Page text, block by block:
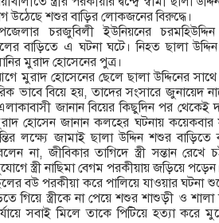
উঠেছে শশুর বাড়ির লোকজনের বিরুদ্ধে।
চরজুবিলী ইউনিয়নের চরমহিউদ্দিন
বাড়িতে এ ঘটনা ঘটে। নিহত ছালা
মুরাদ হোসেনের পুত্র।
মুরাদ হোসেনের ছেলে ছালা উদ্দিনের
ভাবে বিয়ে হয়, তাদের সংসারে জুনায়েদ
জানান বিয়ের কিছুদিন পর থেকেই
হোসেন জানান কলহের ঘটনায় কয়েকবার
লক্ষ্যে জামাই ছালা উদ্দিন শশুর বাড়িতে
জীবিকার তাগিদে স্ত্রী সন্তান রেখে
স্ত্রী নাছিমা বেগম পরকীয়ায় জড়িয়ে পড়েন।
বউ পরকীয়া করে পালিয়ে যাওয়ার ঘটনা
গিয়ে স্ত্রীকে না পেয়ে শশুর শাশুড়ী ও
সবাই মিলে তাকে পিটিয়ে হত্যা করে